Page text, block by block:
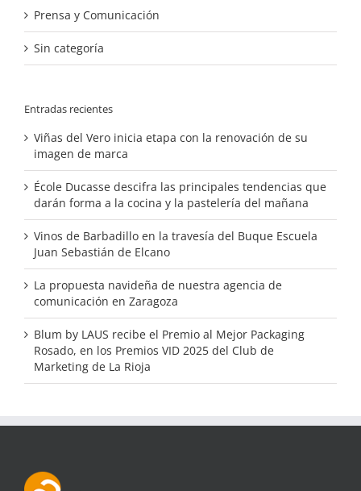
Prensa y Comunicación
Sin categoría
Entradas recientes
Viñas del Vero inicia etapa con la renovación de su
imagen de marca
École Ducasse descifra las principales tendencias que
darán forma a la cocina y la pastelería del mañana
Vinos de Barbadillo en la travesía del Buque Escuela
Juan Sebastián de Elcano
La propuesta navideña de nuestra agencia de
comunicación en Zaragoza
Blum by LAUS recibe el Premio al Mejor Packaging
Rosado, en los Premios VID 2025 del Club de
Marketing de La Rioja